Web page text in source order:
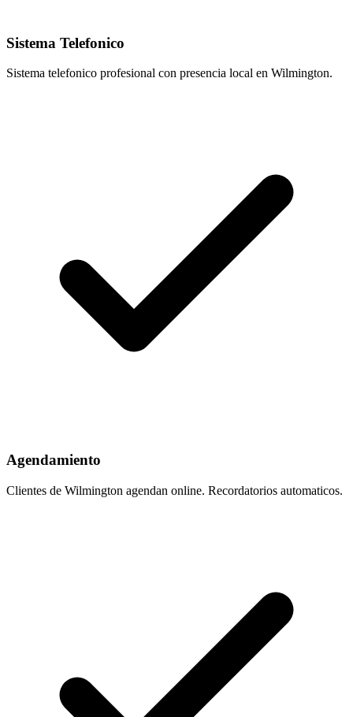
Sistema Telefonico
Sistema telefonico profesional con presencia local en Wilmington.
Agendamiento
Clientes de Wilmington agendan online. Recordatorios automaticos.